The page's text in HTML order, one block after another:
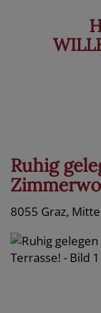
Ruhig
8055 Graz,